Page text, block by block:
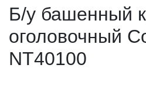
Б/у башенный
оголовочный
NT40100